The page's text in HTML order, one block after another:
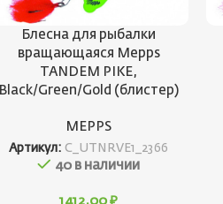
Блесна для рыбалки
вращающаяся Mepps
TANDEM PIKE,
Black/Green/Gold (блистер)
MEPPS
Артикул: C_UTNRVE1_2366
40 в наличии
1412,00₽